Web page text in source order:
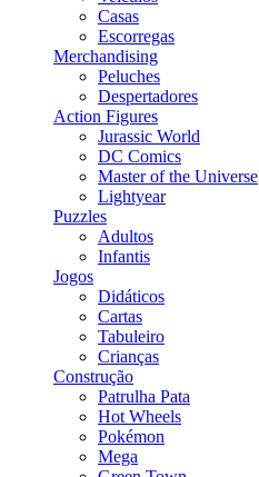
Casas
Escorregas
Merchandising
Peluches
Despertadores
Action Figures
Jurassic World
DC Comics
Master of the Universe
Lightyear
Puzzles
Adultos
Infantis
Jogos
Didáticos
Cartas
Tabuleiro
Crianças
Construção
Patrulha Pata
Hot Wheels
Pokémon
Mega